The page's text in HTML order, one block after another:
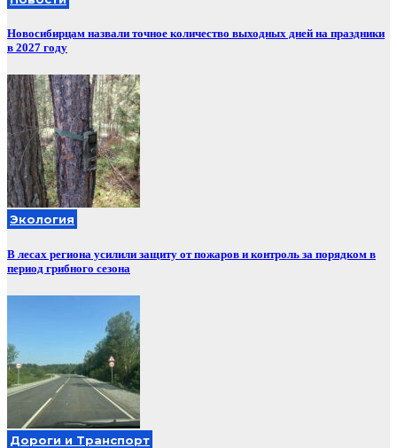
Новосибирцам назвали точное количество выходных дней на праздники
в 2027 году
Экология
В лесах региона усилили защиту от пожаров и контроль за порядком в
период грибного сезона
Дороги и Транспорт